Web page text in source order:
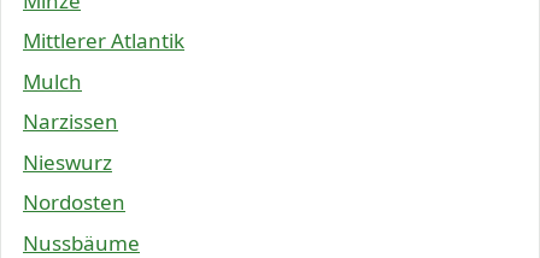
Mittlerer Atlantik
Mulch
Narzissen
Nieswurz
Nordosten
Nussbäume